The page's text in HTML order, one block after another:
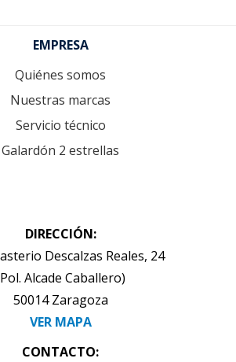
EMPRESA
Quiénes somos
Nuestras marcas
Servicio técnico
Galardón 2 estrellas
DIRECCIÓN:
Descalzas Reales, 24
Alcade Caballero)
50014 Zaragoza
VER MAPA
CONTACTO: